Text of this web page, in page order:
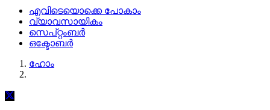
എവിടെയൊക്കെ പോകാം
വ്യാവസായികം
സെപ്റ്റംബര്‍
ഒക്ടോബര്‍
ഹോം